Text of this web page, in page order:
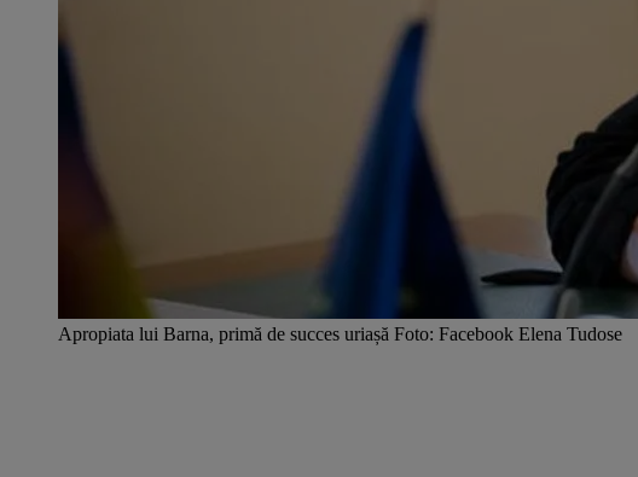
Apropiata lui Barna, primă de succes uriașă Foto: Facebook Elena Tudose